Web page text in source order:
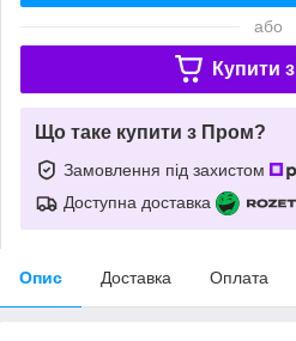
або
Купити з
Що таке купити з Пром?
Замовлення під захистом
Доступна доставка
Опис Доставка Оплата